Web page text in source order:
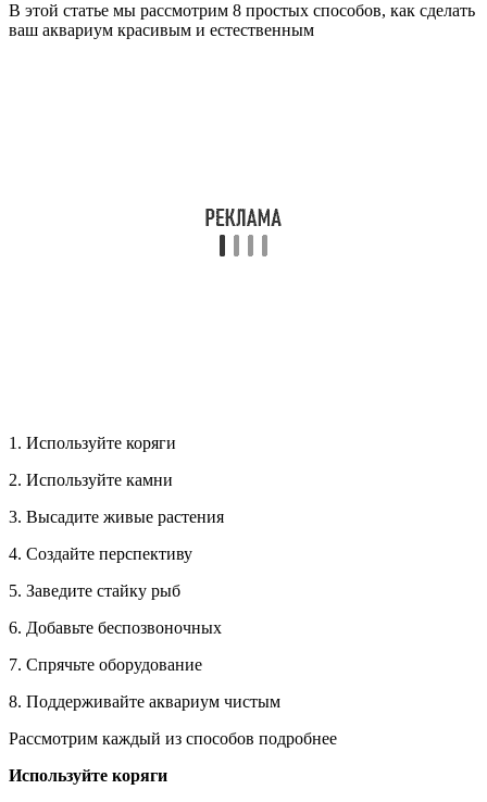
В этой статье мы рассмотрим 8 простых способов, как сделать
ваш аквариум красивым и естественным
1. Используйте коряги
2. Используйте камни
3. Высадите живые растения
4. Создайте перспективу
5. Заведите стайку рыб
6. Добавьте беспозвоночных
7. Спрячьте оборудование
8. Поддерживайте аквариум чистым
Рассмотрим каждый из способов подробнее
Используйте коряги